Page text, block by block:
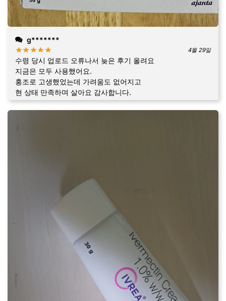
g*******
4월 29일
수령 당시 업로드 오류나서 늦은 후기 올려요
지금은 모두 사용했어요.
홍조로 고생했었는데 가려움도 없어지고
현 상태 만족하며 살아요 감사합니다.